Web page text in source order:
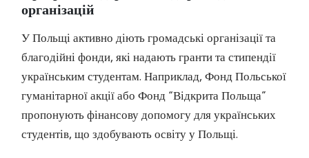
організацій
У Польщі активно діють громадські організації та
благодійні фонди, які надають гранти та стипендії
українським студентам. Наприклад, Фонд Польської
гуманітарної акції або Фонд “Відкрита Польща”
пропонують фінансову допомогу для українських
студентів, що здобувають освіту у Польщі.